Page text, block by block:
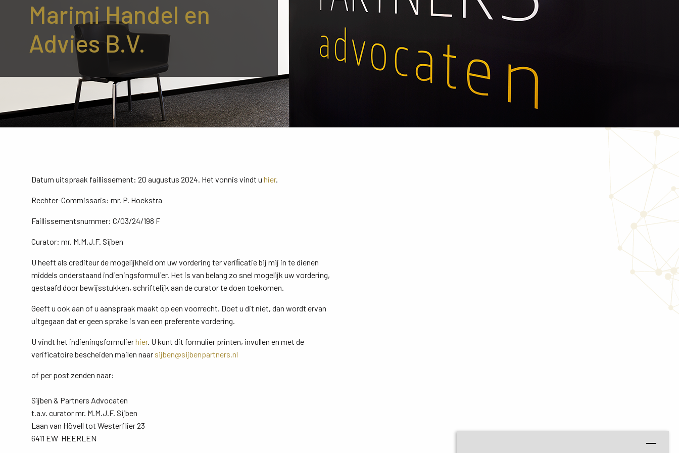
Marimi Handel en
Advies B.V.
Datum uitspraak faillissement: 20 augustus 2024. Het vonnis vindt u hier.
Rechter-Commissaris: mr. P. Hoekstra
Faillissementsnummer: C/03/24/198 F
Curator: mr. M.M.J.F. Sijben
U heeft als crediteur de mogelijkheid om uw vordering ter veriﬁcatie bij mij in te dienen
middels onderstaand indieningsformulier. Het is van belang zo snel mogelijk uw vordering,
gestaafd door bewijsstukken, schriftelijk aan de curator te doen toekomen.
Geeft u ook aan of u aanspraak maakt op een voorrecht. Doet u dit niet, dan wordt ervan
uitgegaan dat er geen sprake is van een preferente vordering.
U vindt het indieningsformulierhier. U kunt dit formulier printen, invullen en met de
verificatoire bescheiden mailen naar sijben@sijbenpartners.nl
of per post zenden naar:
Sijben & Partners Advocaten
t.a.v. curator mr. M.M.J.F. Sijben
Laan van Hövell tot Westerflier 23
6411 EW HEERLEN